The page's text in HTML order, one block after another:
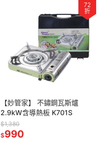
72
折
【妙管家】 不鏽鋼瓦斯爐
2.9kW含導熱板 K701S
$1,380
$990